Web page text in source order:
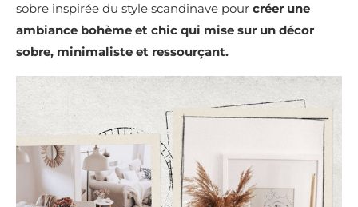
sobre inspirée du style scandinave pour créer une
ambiance bohème et chic qui mise sur un décor
sobre, minimaliste et ressourçant.